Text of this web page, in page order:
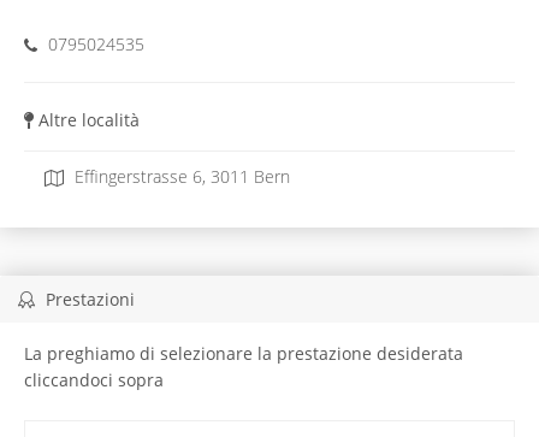
0795024535
Altre località
Effingerstrasse 6, 3011 Bern
Prestazioni
La preghiamo di selezionare la prestazione desiderata
cliccandoci sopra